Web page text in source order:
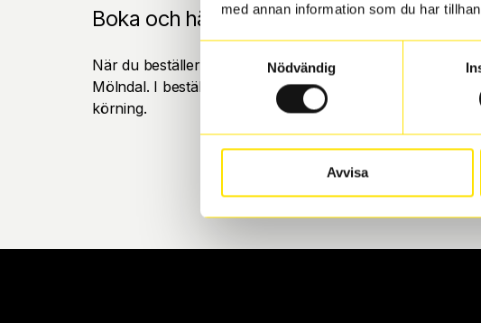
med annan information som du har
Nödvändig
Avvisa
Boka och hämta hos Däckspecialen
När du beställer dina nya däck eller fälgar hos oss
Mölndal. I beställningen anger du datum och tid för
körning.